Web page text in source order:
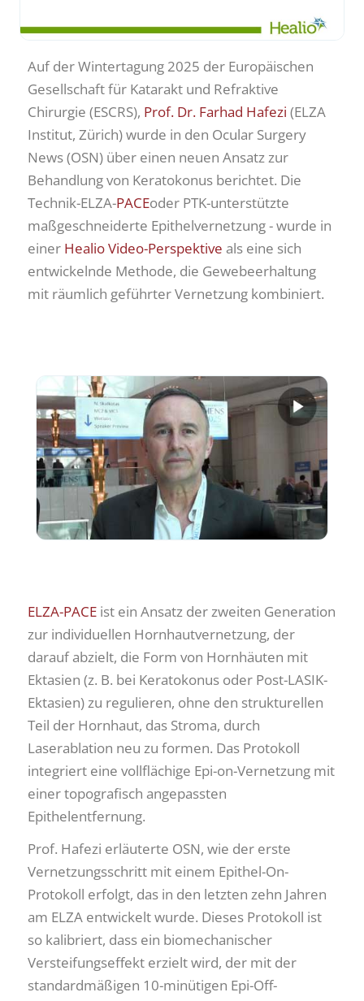
Auf der Wintertagung 2025 der Europäischen
Gesellschaft für Katarakt und Refraktive
Chirurgie (ESCRS), Prof. Dr. Farhad Hafezi (ELZA
Institut, Zürich) wurde in den Ocular Surgery
News (OSN) über einen neuen Ansatz zur
Behandlung von Keratokonus berichtet. Die
Technik-ELZA-PACEoder PTK-unterstützte
maßgeschneiderte Epithelvernetzung - wurde in
einer Healio Video-Perspektive als eine sich
entwickelnde Methode, die Gewebeerhaltung
mit räumlich geführter Vernetzung kombiniert.
ELZA-PACE ist ein Ansatz der zweiten Generation
zur individuellen Hornhautvernetzung, der
darauf abzielt, die Form von Hornhäuten mit
Ektasien (z. B. bei Keratokonus oder Post-LASIK-
Ektasien) zu regulieren, ohne den strukturellen
Teil der Hornhaut, das Stroma, durch
Laserablation neu zu formen. Das Protokoll
integriert eine vollflächige Epi-on-Vernetzung mit
einer topografisch angepassten
Epithelentfernung.
Prof. Hafezi erläuterte OSN, wie der erste
Vernetzungsschritt mit einem Epithel-On-
Protokoll erfolgt, das in den letzten zehn Jahren
am ELZA entwickelt wurde. Dieses Protokoll ist
so kalibriert, dass ein biomechanischer
Versteifungseffekt erzielt wird, der mit der
standardmäßigen 10-minütigen Epi-Off-